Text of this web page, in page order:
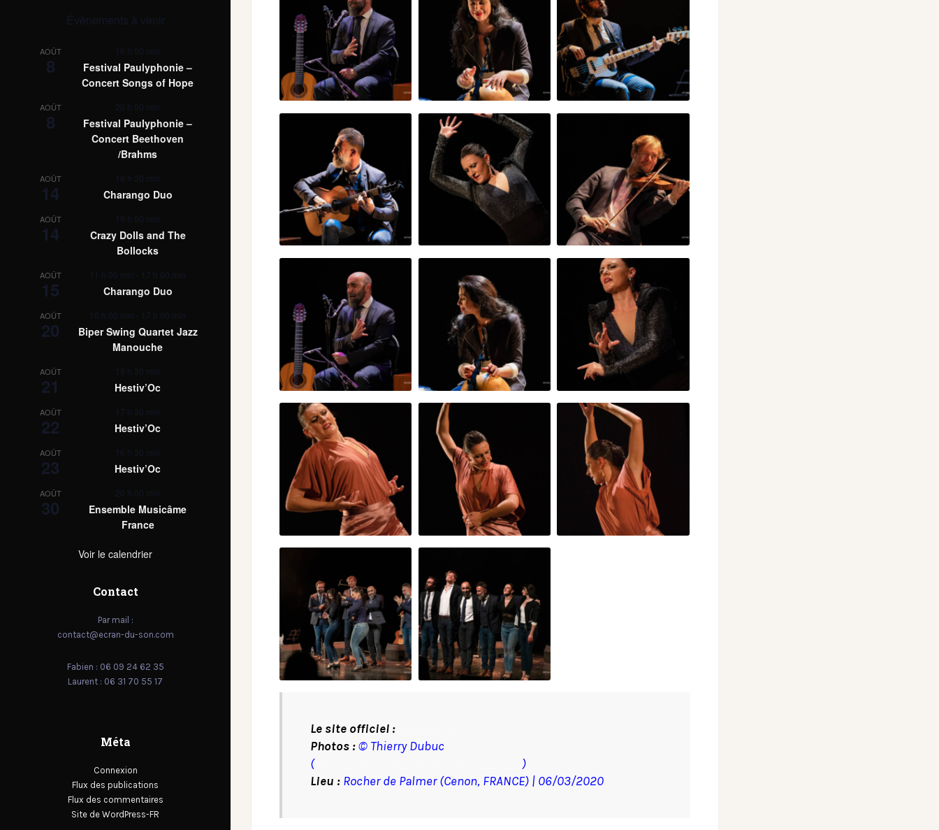
Évènements à venir
AOÛT
8
16 h 00 min
Festival Paulyphonie –
Concert Songs of Hope
AOÛT
8
20 h 00 min
Festival Paulyphonie –
Concert Beethoven
/Brahms
AOÛT
14
18 h 30 min
Charango Duo
AOÛT
14
19 h 00 min
Crazy Dolls and The
Bollocks
AOÛT
15
11 h 00 min - 17 h 00 min
Charango Duo
AOÛT
20
16 h 00 min - 17 h 00 min
Biper Swing Quartet Jazz
Manouche
AOÛT
21
19 h 30 min
Hestiv’Oc
AOÛT
22
17 h 30 min
Hestiv’Oc
AOÛT
23
16 h 30 min
Hestiv’Oc
AOÛT
30
20 h 00 min
Ensemble Musicâme
France
Voir le calendrier
Contact
Par mail :
contact@ecran-du-son.com
Fabien : 06 09 24 62 35
Laurent : 06 31 70 55 17
Méta
Connexion
Flux des publications
Flux des commentaires
Site de WordPress-FR
Le site officiel :
Photos :© Thierry Dubuc
(thierrydubucphotographe.zenfolio.com )
Lieu : Rocher de Palmer (Cenon, FRANCE) | 06/03/2020